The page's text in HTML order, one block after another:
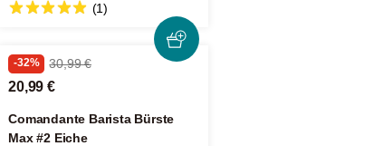
(1)
-32% 30,99 €
20,99 €
Comandante Barista Bürste
Max #2 Eiche